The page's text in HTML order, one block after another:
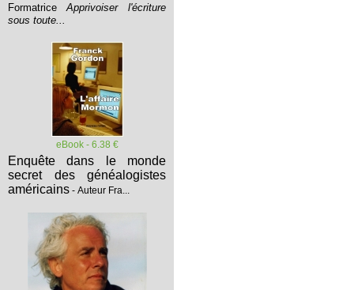
Formatrice
Apprivoiser l'écriture
sous toute...
eBook - 6.38 €
Enquête dans le monde
secret des généalogistes
américains - Auteur Fra...